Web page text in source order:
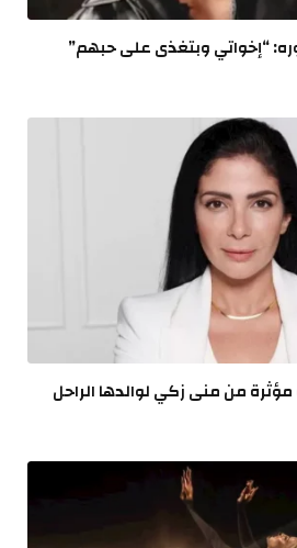
“إخواتي وبتغذى على حبهم”
من منى زكي لوالدها الراحل